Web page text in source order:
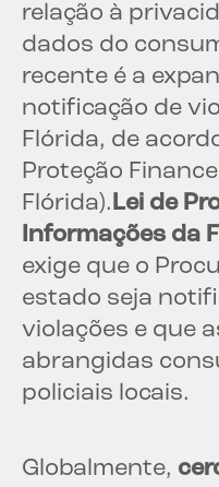
relação à
dados do
recente é a
notificação de
Flórida, de
Proteção
Flórida).Lei de
Informações da
exige que o
estado seja
violações e que
abrangidas
policiais locais.
Globalmente,